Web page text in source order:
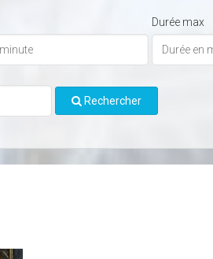
Durée max
Rechercher